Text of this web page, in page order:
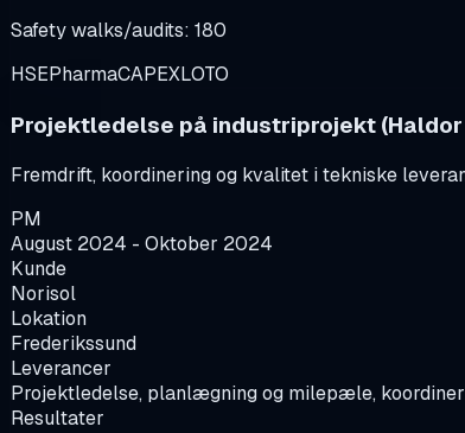
Safety walks/audits: 180
HSEPharmaCAPEXLOTO
Projektledelse på industriprojekt
Fremdrift, koordinering og kvalitet i tekniske
PM
August 2024 - Oktober 2024
Kunde
Norisol
Lokation
Frederikssund
Leverancer
Projektledelse, planlægning og milepæle,
Resultater